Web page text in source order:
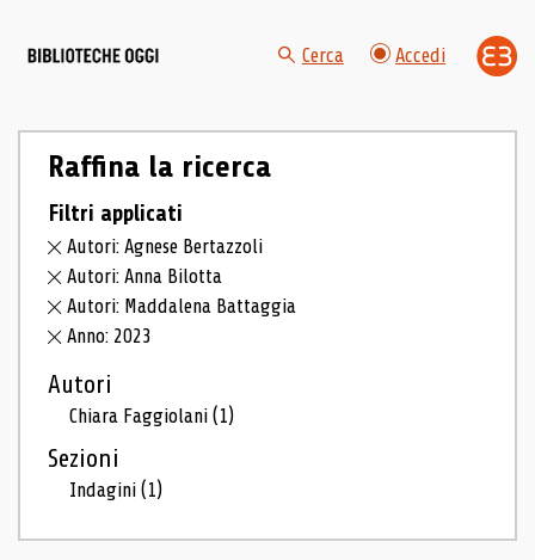
Cerca Accedi
Raffina la ricerca
Filtri applicati
Autori: Agnese Bertazzoli
Autori: Anna Bilotta
Autori: Maddalena Battaggia
Anno: 2023
Autori
Chiara Faggiolani(1)
Sezioni
Indagini(1)